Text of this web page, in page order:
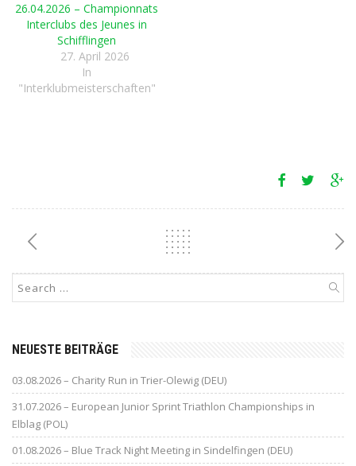
26.04.2026 – Championnats
Interclubs des Jeunes in
Schifflingen
27. April 2026
In
"Interklubmeisterschaften"
NEUESTE BEITRÄGE
03.08.2026 – Charity Run in Trier-Olewig (DEU)
31.07.2026 – European Junior Sprint Triathlon Championships in
Elblag (POL)
01.08.2026 – Blue Track Night Meeting in Sindelfingen (DEU)